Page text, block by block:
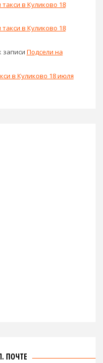
в Куликово 18
в Куликово 18
записи Подсели на
в Куликово 18 июля
ПОЧТЕ